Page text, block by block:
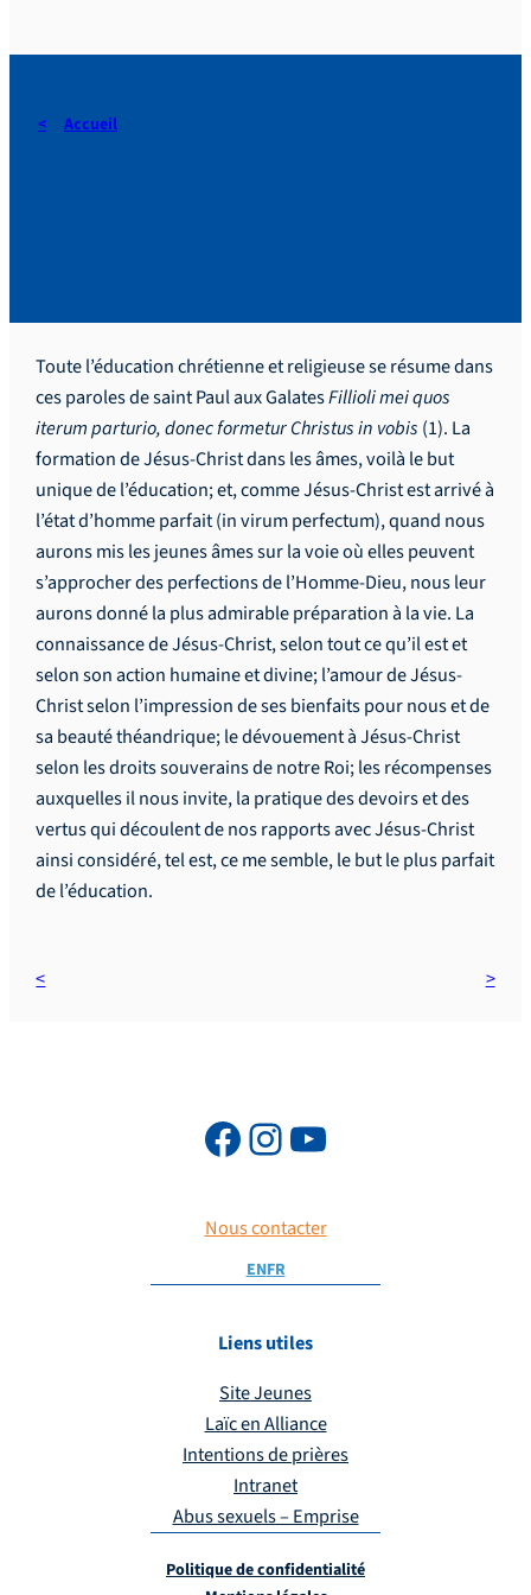
Accueil
Toute l’éducation chrétienne et religieuse se résume dans
ces paroles de saint Paul aux GalatesFillioli mei quos
iterum parturio, donec formetur Christus in vobis (1). La
formation de Jésus-Christ dans les âmes, voilà le but
unique de l’éducation; et, comme Jésus-Christ est arrivé à
l’état d’homme parfait (in virum perfectum), quand nous
aurons mis les jeunes âmes sur la voie où elles peuvent
s’approcher des perfections de l’Homme-Dieu, nous leur
aurons donné la plus admirable préparation à la vie. La
connaissance de Jésus-Christ, selon tout ce qu’il est et
selon son action humaine et divine; l’amour de Jésus-
Christ selon l’impression de ses bienfaits pour nous et de
sa beauté théandrique; le dévouement à Jésus-Christ
selon les droits souverains de notre Roi; les récompenses
auxquelles il nous invite, la pratique des devoirs et des
vertus qui découlent de nos rapports avec Jésus-Christ
ainsi considéré, tel est, ce me semble, le but le plus parfait
de l’éducation.
Nous contacter
ENFR
Liens utiles
Site Jeunes
Laïc en Alliance
Intentions de prières
Intranet
Abus sexuels – Emprise
Politique de confidentialité